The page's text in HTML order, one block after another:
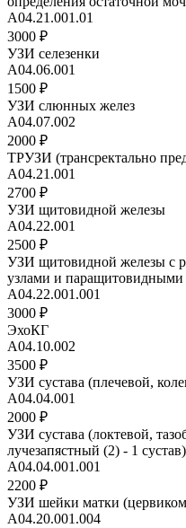
А04.21.001.01
3000 ₽
УЗИ селезенки
А04.06.001
1500 ₽
УЗИ слюнных желез
А04.07.002
2000 ₽
ТРУЗИ (трансректально
А04.21.001
2700 ₽
УЗИ щитовидной железы
А04.22.001
2500 ₽
УЗИ щитовидной железы с
узлами и паращитовидными
А04.22.001.001
3000 ₽
ЭхоКГ
А04.10.002
3500 ₽
УЗИ сустава (плечевой,
A04.04.001
2000 ₽
УЗИ сустава (локтевой,
лучезапястный (2) - 1 сустав)
A04.04.001.001
2200 ₽
УЗИ шейки матки
А04.20.001.004